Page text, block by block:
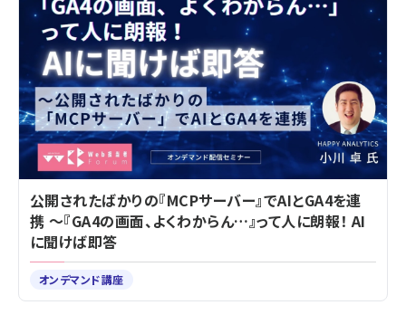
公開されたばかりの『MCPサーバー』でAIとGA4を連
携 ～『GA4の画面、よくわからん…』って人に朗報！ AI
に聞けば即答
オンデマンド講座